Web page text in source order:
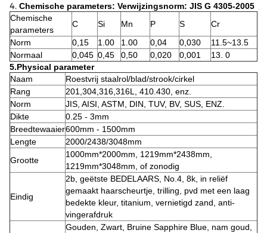
4. Chemische parameters: Verwijzingsnorm: JIS G 4305-2005
Chemische
parameters
C Si Mn P S
Cr
Norm
0,15 1.00 1.00 0,04 0,030
11.5~13.5
Normaal
0,045 0,45 0,50 0,020 0,001
13. 0
5.Physical parameter
Naam
Roestvrij staalrol/blad/strook/cirkel
Rang
201,304,316,316L, 410.430, enz.
Norm
JIS, AISI, ASTM, DIN, TUV, BV, SUS, ENZ.
Dikte
0.25 - 3mm
Breedtewaaier600mm - 1500mm
Lengte
2000/2438/3048mm
Grootte
1000mm*2000mm, 1219mm*2438mm,
1219mm*3048mm, of zonodig
Eindig
2b, geëtste BEDELAARS, No.4, 8k, in reliëf
gemaakt haarscheurtje, trilling, pvd met een laag
bedekte kleur, titanium, vernietigd zand, anti-
vingerafdruk
Gouden, Zwart, Bruine Sapphire Blue, nam goud,